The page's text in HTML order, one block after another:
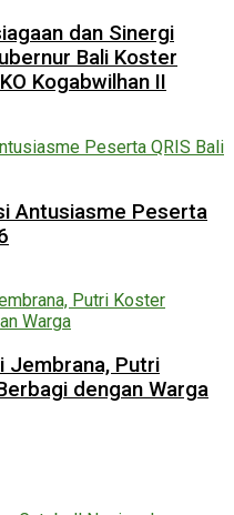
dan Sinergi
Bali Koster
Kogabwilhan II
Antusiasme Peserta
Jembrana, Putri
dengan Warga